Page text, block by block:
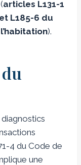
articles L131-1
L185-6 du
).
4 du Code de
une